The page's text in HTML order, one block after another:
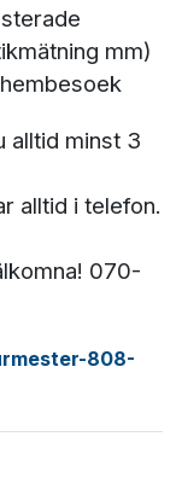
mm)
alltid minst 3
alltid i telefon.
070-
808-